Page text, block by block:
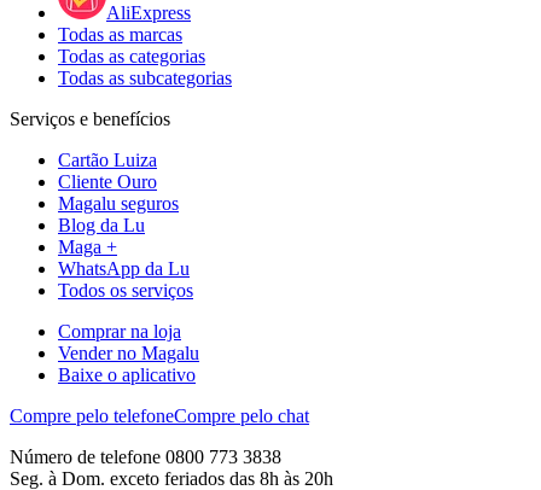
AliExpress
Todas as marcas
Todas as categorias
Todas as subcategorias
Serviços e benefícios
Cartão Luiza
Cliente Ouro
Magalu seguros
Blog da Lu
Maga +
WhatsApp da Lu
Todos os serviços
Comprar na loja
Vender no Magalu
Baixe o aplicativo
Compre pelo telefoneCompre pelo chat
Número de telefone 0800 773 3838
Seg. à Dom. exceto feriados das 8h às 20h